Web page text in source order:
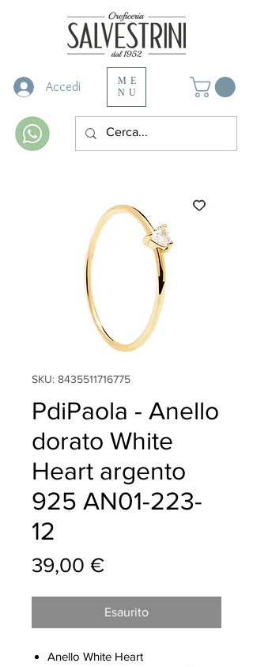
Accedi
ME
NU
SKU: 8435511716775
PdiPaola - Anello
dorato White
Heart argento
925 AN01-223-
12
39,00 €Prezzo
Esaurito
Anello White Heart